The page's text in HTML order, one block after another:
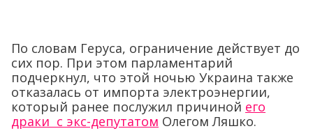
По словам Геруса, ограничение действует до
сих пор. При этом парламентарий
подчеркнул, что этой ночью Украина также
отказалась от импорта электроэнергии,
который ранее послужил причиной его
драки с экс-депутатом Олегом Ляшко.